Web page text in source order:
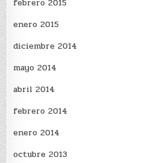
febrero 2015
enero 2015
diciembre 2014
mayo 2014
abril 2014
febrero 2014
enero 2014
octubre 2013